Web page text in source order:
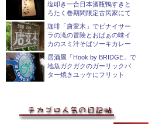
塩叩き一合日本酒瓶鴨すきと
ろたく巻期間限定古民家にて
珈琲「唐変木」でピナイサー
ラの滝の冒険とおばぁの味イ
カのスミ汁そばソーキカレー
居酒屋「Hook by BRIDGE」で
地魚ガクガクのガーリックバ
ター焼きユッケにフリット